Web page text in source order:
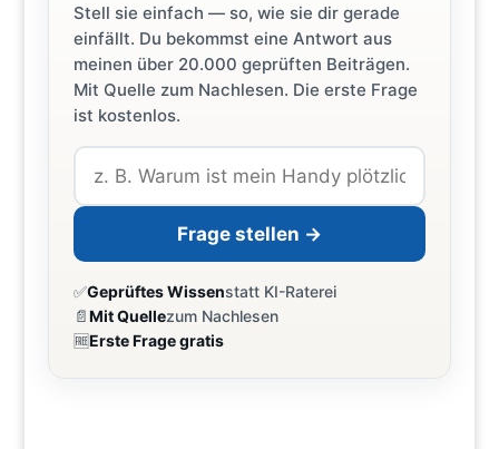
Stell sie einfach — so, wie sie dir gerade
einfällt. Du bekommst eine Antwort aus
meinen über 20.000 geprüften Beiträgen.
Mit Quelle zum Nachlesen. Die erste Frage
ist kostenlos.
Frage stellen →
✅Geprüftes Wissenstatt KI-Raterei
📄Mit Quellezum Nachlesen
🆓Erste Frage gratis